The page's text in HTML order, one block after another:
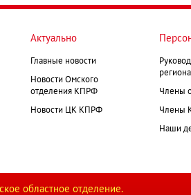
Актуально
Главные новости
Новости Омского
отделения КПРФ
Новости ЦК КПРФ
Члены
Члены
Наши
областное отделение.